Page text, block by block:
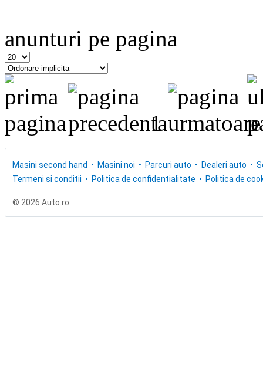
anunturi pe pagina
1
Masini second hand Masini noi Parcuri auto Dealeri auto
Termeni si conditii
Politica de confidentialitate Politica de
© 2026 Auto.ro